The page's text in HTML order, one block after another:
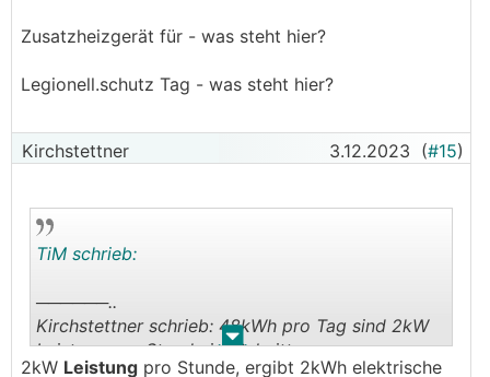
Zusatzheizgerät für - was steht hier?
Legionell.schutz Tag - was steht hier?
Kirchstettner 3.12.2023 (#15)
. .
TiM schrieb:
──────..
Kirchstettner schrieb: 48kWh pro Tag sind 2kW
Leistung pro Stunde im Schnitt.
2kW Leistung pro Stunde, ergibt 2kWh elektrische